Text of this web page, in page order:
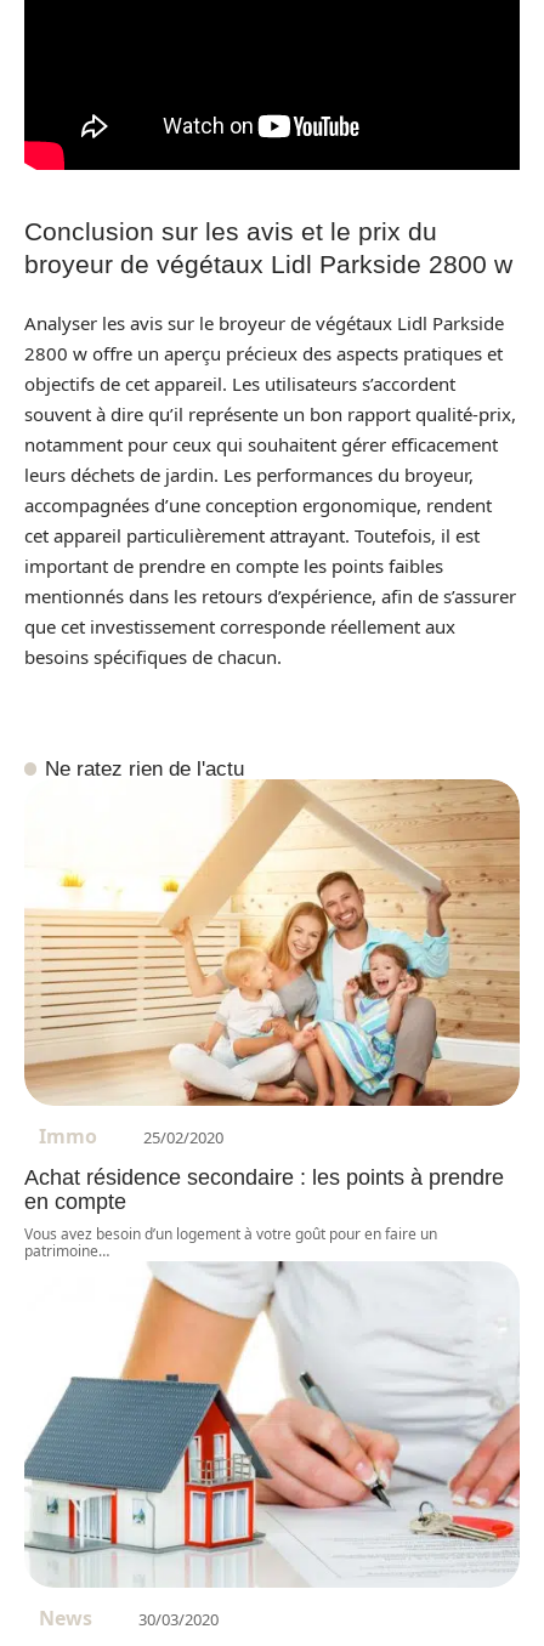
Conclusion sur les avis et le prix du
broyeur de végétaux Lidl Parkside 2800 w
Analyser les avis sur le broyeur de végétaux Lidl Parkside
2800 w offre un aperçu précieux des aspects pratiques et
objectifs de cet appareil. Les utilisateurs s’accordent
souvent à dire qu’il représente un bon rapport qualité-prix,
notamment pour ceux qui souhaitent gérer efficacement
leurs déchets de jardin. Les performances du broyeur,
accompagnées d’une conception ergonomique, rendent
cet appareil particulièrement attrayant. Toutefois, il est
important de prendre en compte les points faibles
mentionnés dans les retours d’expérience, afin de s’assurer
que cet investissement corresponde réellement aux
besoins spécifiques de chacun.
Ne ratez rien de l'actu
Immo 25/02/2020
Achat résidence secondaire : les points à prendre
en compte
Vous avez besoin d’un logement à votre goût pour en faire un
patrimoine…
News 30/03/2020